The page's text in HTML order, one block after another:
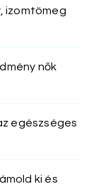
izomtömeg
nők
egészséges
ki és